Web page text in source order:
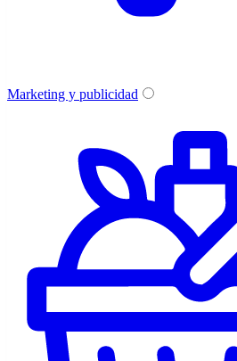
Marketing y publicidad